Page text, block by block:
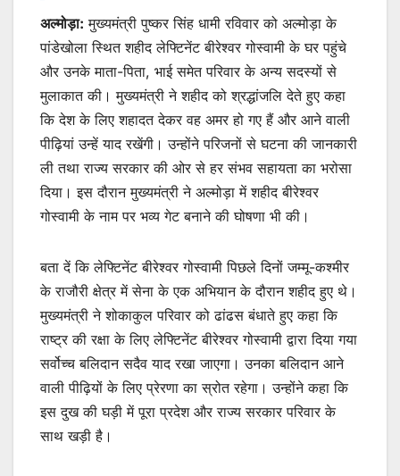
अल्मोड़ा: मुख्यमंत्री पुष्कर सिंह धामी रविवार को अल्मोड़ा के
पांडेखोला स्थित शहीद लेफ्टिनेंट बीरेश्वर गोस्वामी के घर पहुंचे
और उनके माता-पिता, भाई समेत परिवार के अन्य सदस्यों से
मुलाकात की। मुख्यमंत्री ने शहीद को श्रद्धांजलि देते हुए कहा
कि देश के लिए शहादत देकर वह अमर हो गए हैं और आने वाली
पीढ़ियां उन्हें याद रखेंगी। उन्होंने परिजनों से घटना की जानकारी
ली तथा राज्य सरकार की ओर से हर संभव सहायता का भरोसा
दिया। इस दौरान मुख्यमंत्री ने अल्मोड़ा में शहीद बीरेश्वर
गोस्वामी के नाम पर भव्य गेट बनाने की घोषणा भी की।
बता दें कि लेफ्टिनेंट बीरेश्वर गोस्वामी पिछले दिनों जम्मू-कश्मीर
के राजौरी क्षेत्र में सेना के एक अभियान के दौरान शहीद हुए थे।
मुख्यमंत्री ने शोकाकुल परिवार को ढांढस बंधाते हुए कहा कि
राष्ट्र की रक्षा के लिए लेफ्टिनेंट बीरेश्वर गोस्वामी द्वारा दिया गया
सर्वोच्च बलिदान सदैव याद रखा जाएगा। उनका बलिदान आने
वाली पीढ़ियों के लिए प्रेरणा का स्रोत रहेगा। उन्होंने कहा कि
इस दुख की घड़ी में पूरा प्रदेश और राज्य सरकार परिवार के
साथ खड़ी है।